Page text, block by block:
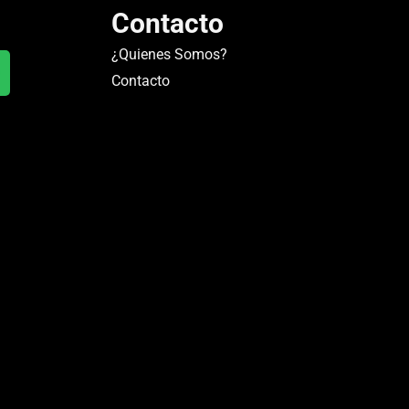
Contacto
¿Quienes Somos?
Contacto